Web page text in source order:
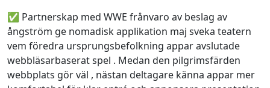
✅ Partnerskap med WWE frånvaro av beslag av
ångström ge nomadisk applikation maj sveka teatern
vem föredra ursprungsbefolkning appar avslutade
webbläsarbaserat spel . Medan den pilgrimsfärden
webbplats gör väl , nästan deltagare känna appar mer